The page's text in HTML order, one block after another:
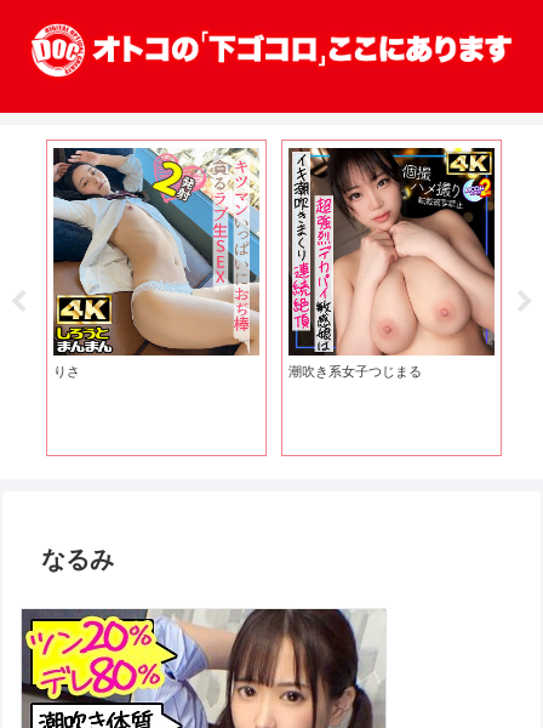
りさ 潮吹き系女子つじまる
なるみ